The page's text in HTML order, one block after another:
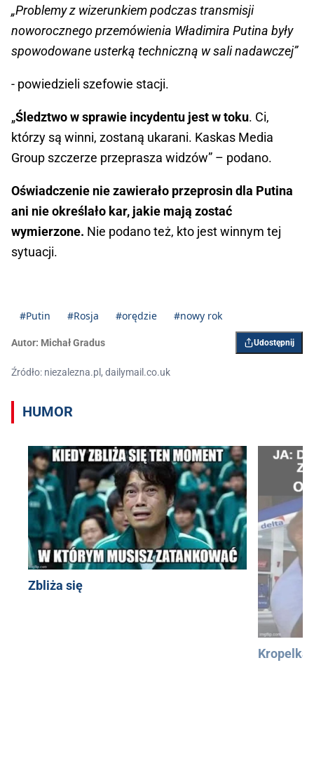
„Problemy z wizerunkiem podczas transmisji
noworocznego przemówienia Władimira Putina były
spowodowane usterką techniczną w sali nadawczej”
- powiedzieli szefowie stacji.
„Śledztwo w sprawie incydentu jest w toku. Ci,
którzy są winni, zostaną ukarani. Kaskas Media
Group szczerze przeprasza widzów” – podano.
Oświadczenie nie zawierało przeprosin dla Putina
ani nie określało kar, jakie mają zostać
wymierzone. Nie podano też, kto jest winnym tej
sytuacji.
#Putin #Rosja #orędzie #nowy rok
Autor: Michał Gradus Udostępnij
Źródło: niezalezna.pl, dailymail.co.uk
HUMOR
Zbliża się
Kropelka